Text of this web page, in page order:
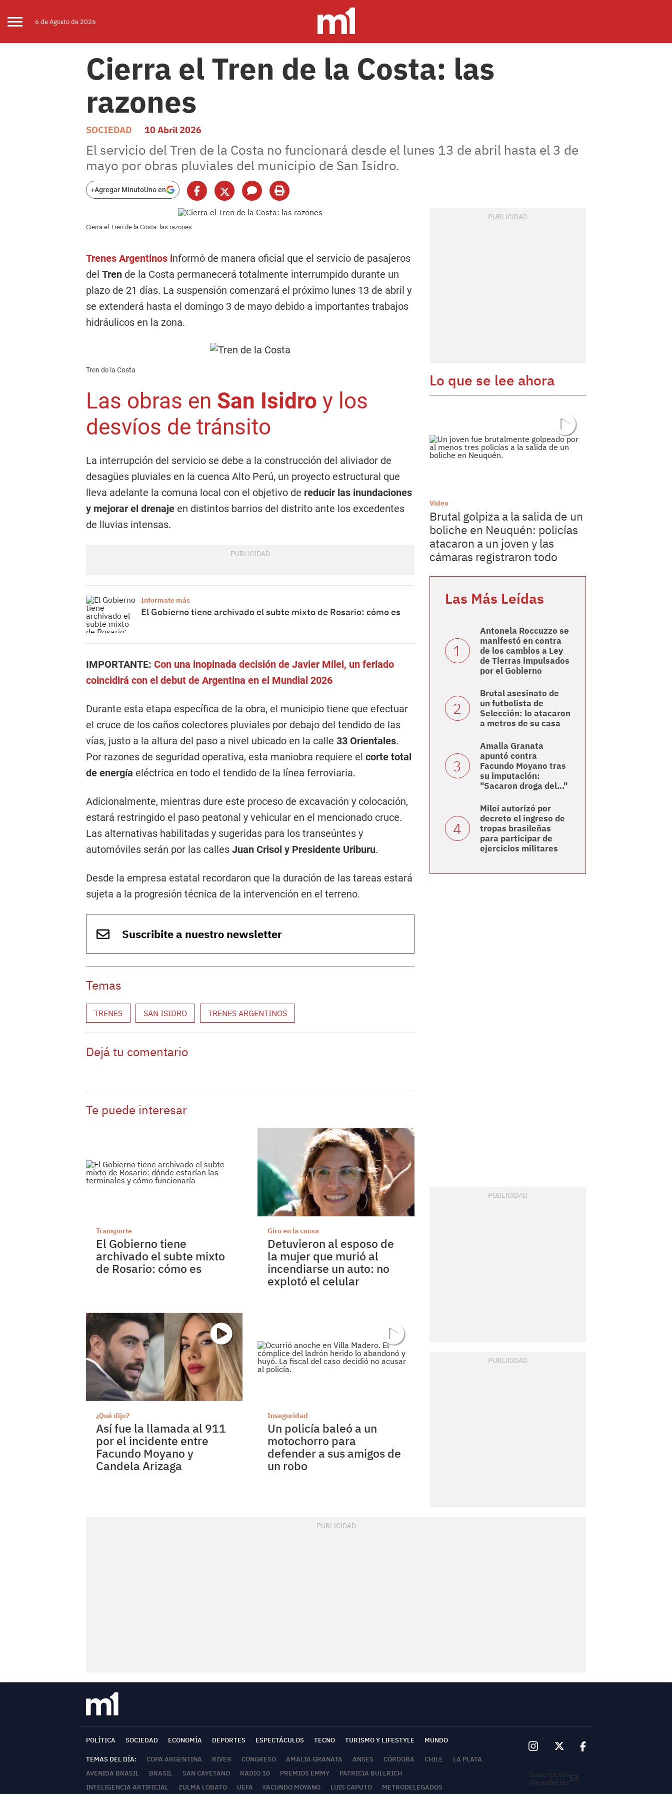
6 deAgostode 2026
Cierra el Tren de la Costa: las
razones
SOCIEDAD 10 Abril 2026
El servicio del Tren de la Costa no funcionará desde el lunes 13 de abril hasta el 3 de
mayo por obras pluviales del municipio de San Isidro.
+Agregar MinutoUno en
Cierra el Tren de la Costa: las razones
Trenes Argentinos informó de manera oficial que el servicio de pasajeros
del Tren de la Costa permanecerá totalmente interrumpido durante un
plazo de 21 días. La suspensión comenzará el próximo lunes 13 de abril y
se extenderá hasta el domingo 3 de mayo debido a importantes trabajos
hidráulicos en la zona.
Tren de la Costa
Las obras en San Isidro y los
desvíos de tránsito
La interrupción del servicio se debe a la construcción del aliviador de
desagües pluviales en la cuenca Alto Perú, un proyecto estructural que
lleva adelante la comuna local con el objetivo de reducir las inundaciones
y mejorar el drenaje en distintos barrios del distrito ante los excedentes
de lluvias intensas.
Informate más
El Gobierno tiene archivado el subte mixto de Rosario: cómo es
IMPORTANTE: Con una inopinada decisión de Javier Milei, un feriado
coincidirá con el debut de Argentina en el Mundial 2026
Durante esta etapa específica de la obra, el municipio tiene que efectuar
el cruce de los caños colectores pluviales por debajo del tendido de las
vías, justo a la altura del paso a nivel ubicado en la calle 33 Orientales.
Por razones de seguridad operativa, esta maniobra requiere el corte total
de energía eléctrica en todo el tendido de la línea ferroviaria.
Adicionalmente, mientras dure este proceso de excavación y colocación,
estará restringido el paso peatonal y vehicular en el mencionado cruce.
Las alternativas habilitadas y sugeridas para los transeúntes y
automóviles serán por las calles Juan Crisol y Presidente Uriburu.
Desde la empresa estatal recordaron que la duración de las tareas estará
sujeta a la progresión técnica de la intervención en el terreno.
Suscribite a nuestro newsletter
Temas
TRENES SAN ISIDRO TRENES ARGENTINOS
Dejá tu comentario
Te puede interesar
Transporte
El Gobierno tiene
archivado el subte mixto
de Rosario: cómo es
Giro en la causa
Detuvieron al esposo de
la mujer que murió al
incendiarse un auto: no
explotó el celular
¿Qué dijo?
Así fue la llamada al 911
por el incidente entre
Facundo Moyano y
Candela Arizaga
Inseguridad
Un policía baleó a un
motochorro para
defender a sus amigos de
un robo
Lo que se lee ahora
Video
Brutal golpiza a la salida de un
boliche en Neuquén: policías
atacaron a un joven y las
cámaras registraron todo
Las Más Leídas
Antonela Roccuzzo se
manifestó en contra
de los cambios a Ley
de Tierras impulsados
por el Gobierno
Brutal asesinato de
un futbolista de
Selección: lo atacaron
a metros de su casa
Amalia Granata
apuntó contra
Facundo Moyano tras
su imputación:
"Sacaron droga del..."
Milei autorizó por
decreto el ingreso de
tropas brasileñas
para participar de
ejercicios militares
POLÍTICA SOCIEDAD ECONOMÍA DEPORTES ESPECTÁCULOS TECNO TURISMO Y LIFESTYLE MUNDO
TEMAS DEL DÍA: COPA ARGENTINA RIVER CONGRESO AMALIA GRANATA ANSES CÓRDOBA CHILE
LA PLATA
AVENIDA BRASIL
BRASIL SAN CAYETANO RADIO 10 PREMIOS EMMY
PATRICIA BULLRICH
INTELIGENCIA ARTIFICIAL
ZULMA LOBATO UEFA FACUNDO MOYANO LUIS CAPUTO METRODELEGADOS
Suscripción
Newsletter